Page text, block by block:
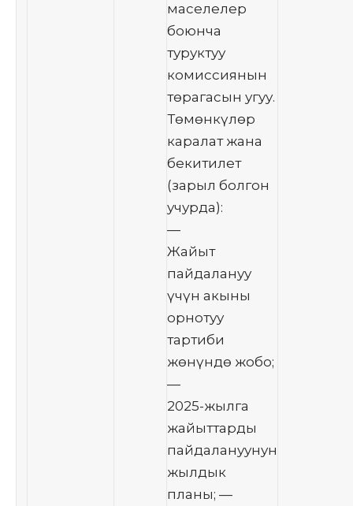
маселелер
боюнча
туруктуу
комиссиянын
төрагасын угуу.
Төмөнкүлөр
каралат жана
бекитилет
(зарыл болгон
учурда):
—
Жайыт
пайдалануу
үчүн акыны
орнотуу
тартиби
жөнүндө жобо;
—
2025-жылга
жайыттарды
пайдалануунун
жылдык
планы; —